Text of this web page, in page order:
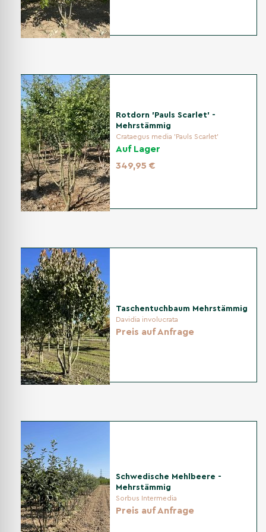
Mehrstämmige Ebersche 'Dodong' optimal zu pflanzen und ihr
gesundes Wachstum zu fördern.
durchlässige, nährstoffreiche, frische Böden; leicht
kalktolerant. Stadtklima- und windverträglich; Staunässe
vermeiden.
Pflanzzeit
Im Frühjahr oder Herbst bei frostfreiem Boden pflanzen;
Containerware außerhalb von Hitze- und Frostphasen
ebenfalls möglich.
Boden tiefgründig lockern; reichlich Kompost einarbeiten.
Bei schweren Böden die Drainage mit Sand/Kies
verbessern; Mulch hält Feuchte und fördert Bodenleben.
Pflanzabstand
Halten Sie einen Mindestabstand von 3 bis 5 Metern zu
anderen Pflanzen oder Gebäuden ein, damit sich die Krone
optimal entfalten kann.
In der Anwachsphase gleichmäßig feucht halten. Später
bedarfsgerecht gießen; in längeren Trockenphasen
durchdringend wässern, Staunässe vermeiden.
Schnitt
Nur leicht auslichten und reibende/kreuzende Triebe
Rotdorn 'Pauls Scarlet' -
Mehrstämmig
Crataegus media 'Pauls Scarlet'
Auf Lager
349,95 €
Taschentuchbaum Mehrstämmig
Davidia involucrata
Preis auf Anfrage
Schwedische Mehlbeere -
Mehrstämmig
Sorbus Intermedia
Preis auf Anfrage